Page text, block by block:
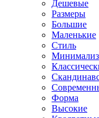
Дешевые
Размеры
Большие
Маленькие
Стиль
Форма
Высокие